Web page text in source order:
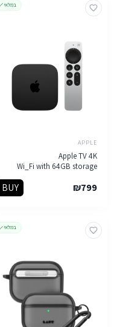
במלאי
APPLE
Apple TV 4K
Wi_Fi with 64GB storage
₪799
BUY
במלאי